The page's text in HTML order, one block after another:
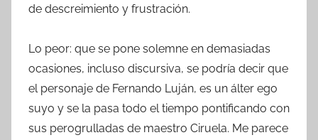
de descreimiento y frustración.
Lo peor: que se pone solemne en demasiadas
ocasiones, incluso discursiva, se podría decir que
el personaje de Fernando Luján, es un álter ego
suyo y se la pasa todo el tiempo pontificando con
sus perogrulladas de maestro Ciruela. Me parece